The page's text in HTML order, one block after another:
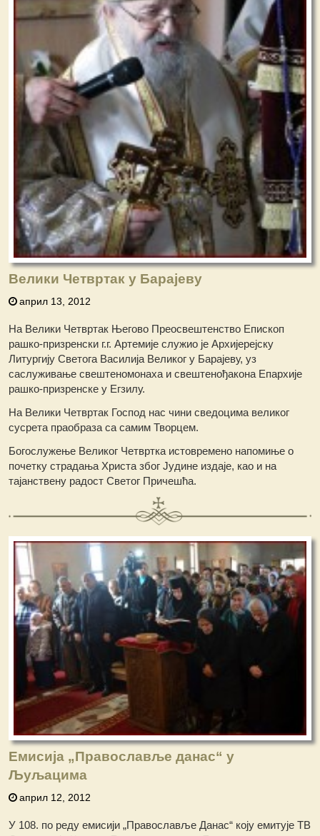
Велики Четвртак у Барајеву
април 13, 2012
На Велики Четвртак Његово Преосвештенство Епископ
рашко-призренски г.г. Артемије служио је Архијерејску
Литургију Светога Василија Великог у Барајеву, уз
саслуживање свештеномонаха и свештенођакона Епархије
рашко-призренске у Егзилу.
На Велики Четвртак Господ нас чини сведоцима великог
сусрета праобраза са самим Творцем.
Богослужење Великог Четвртка истовремено напомиње о
почетку страдања Христа због Јудине издаје, као и на
тајанствену радост Светог Причешћа.
Емисија „Православље данас“ у
Љуљацима
април 12, 2012
У 108. по реду емисији „Православље Данас“ коју емитује ТВ